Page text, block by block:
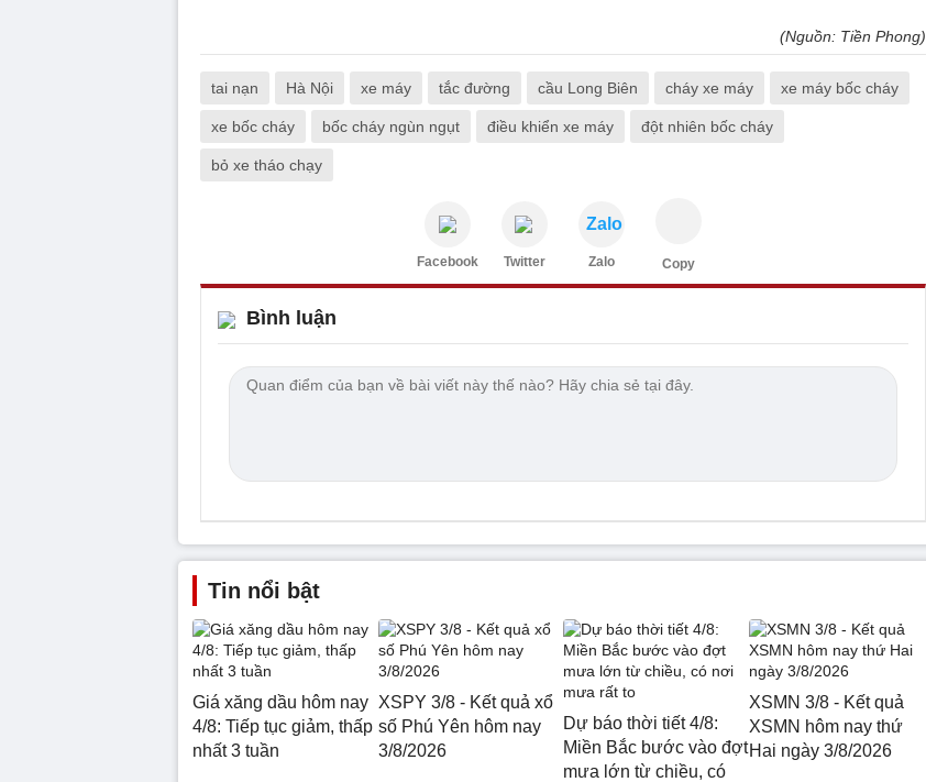
(Nguồn: Tiền Phong)
tai nạn Hà Nội xe máy tắc đường cầu Long Biên cháy xe máy xe máy bốc cháy
xe bốc cháy bốc cháy ngùn ngụt điều khiển xe máy đột nhiên bốc cháy
bỏ xe tháo chạy
Facebook Twitter
Zalo
Zalo Copy
Bình luận
Tin nổi bật
Giá xăng dầu hôm nay
4/8: Tiếp tục giảm, thấp
nhất 3 tuần
XSPY 3/8 - Kết quả xổ
số Phú Yên hôm nay
3/8/2026
Dự báo thời tiết 4/8:
Miền Bắc bước vào đợt
mưa lớn từ chiều, có
XSMN 3/8 - Kết quả
XSMN hôm nay thứ
Hai ngày 3/8/2026